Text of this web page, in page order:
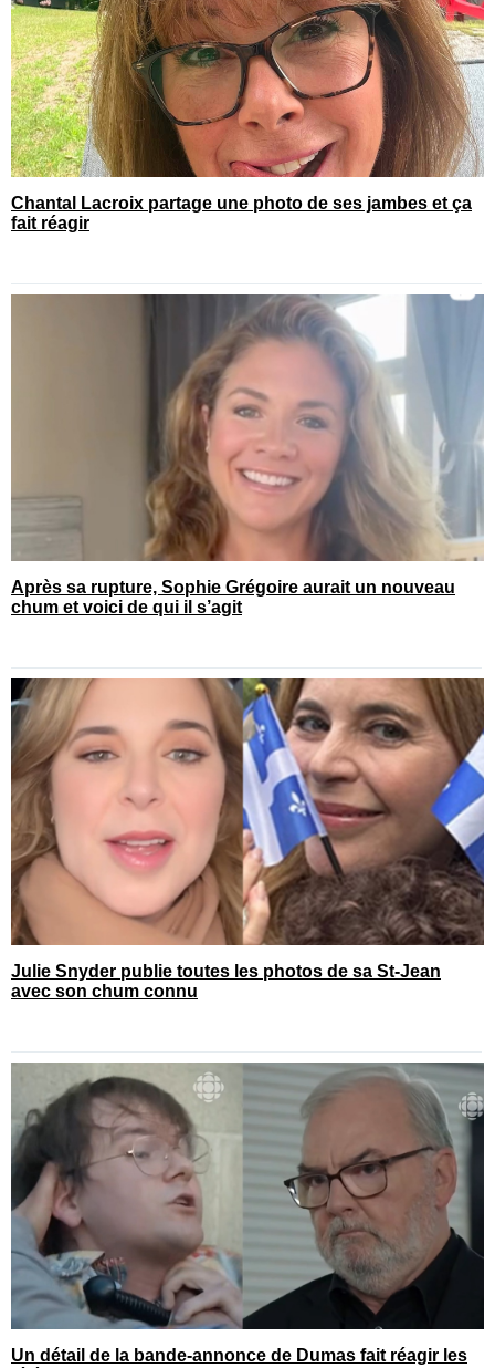
Chantal Lacroix partage une photo de ses jambes et ça
fait réagir
Après sa rupture, Sophie Grégoire aurait un nouveau
chum et voici de qui il s’agit
Julie Snyder publie toutes les photos de sa St-Jean
avec son chum connu
Un détail de la bande-annonce de Dumas fait réagir les